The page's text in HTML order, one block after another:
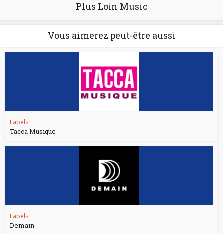
Plus Loin Music
Vous aimerez peut-être aussi
Labels
Tacca Musique
Labels
Demain